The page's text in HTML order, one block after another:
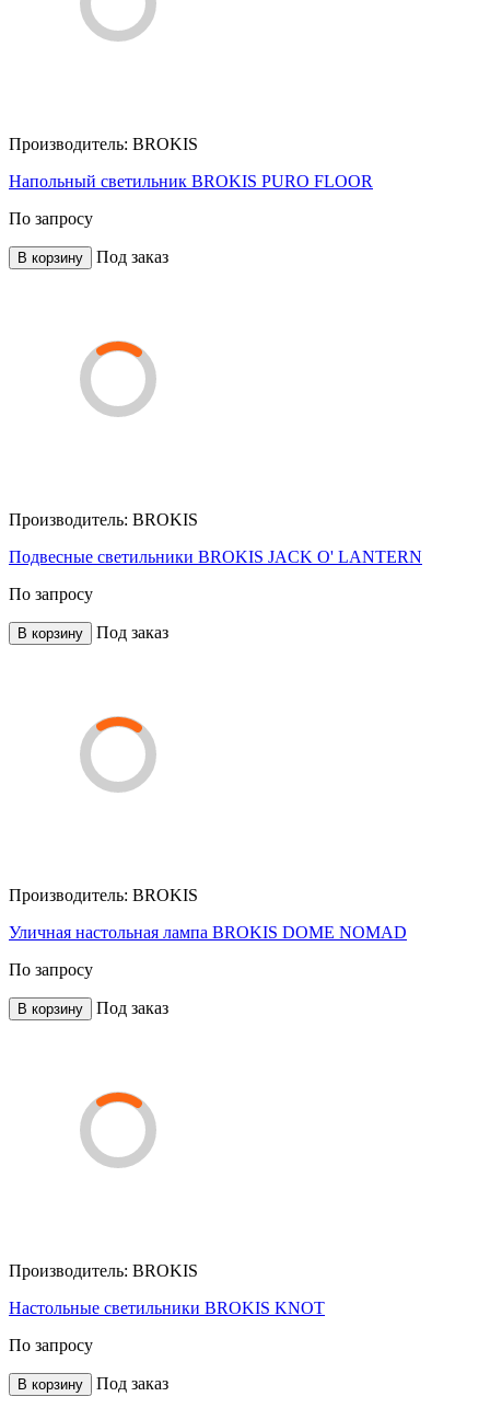
Производитель: BROKIS
Напольный светильник BROKIS PURO FLOOR
По запросу
В корзину Под заказ
Производитель: BROKIS
Подвесные светильники BROKIS JACK O' LANTERN
По запросу
В корзину Под заказ
Производитель: BROKIS
Уличная настольная лампа BROKIS DOME NOMAD
По запросу
В корзину Под заказ
Производитель: BROKIS
Настольные светильники BROKIS KNOT
По запросу
В корзину Под заказ